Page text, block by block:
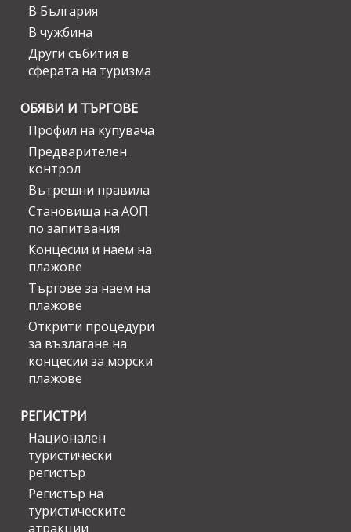
В България
В чужбина
Други събития в
сферата на туризма
ОБЯВИ И ТЪРГОВЕ
Профил на купувача
Предварителен
контрол
Вътрешни правила
Становища на АОП
по запитвания
Концесии и наем на
плажове
Търгове за наем на
плажове
Открити процедури
за възлагане на
концесии за морски
плажове
РЕГИСТРИ
Национален
туристически
регистър
Регистър на
туристическите
атракции